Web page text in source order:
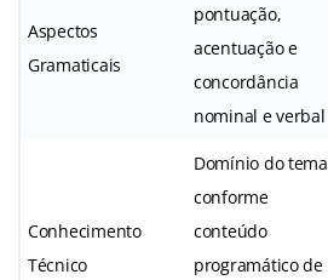
Aspectos
Gramaticais
pontuação,
acentuação e
concordância
nominal e verbal
Conhecimento
Técnico
Domínio do tema
conforme
conteúdo
programático de